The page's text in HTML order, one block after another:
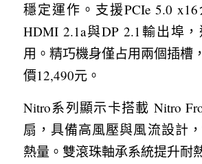
穩定運作。支援PCIe 5.0
HDMI 2.1a與DP 2.1輸出埠
用。精巧機身僅占用兩個插槽
價12,490元。
Nitro系列顯示卡搭載 Nitro
扇，具備高風壓與風流設計
熱量。雙滾珠軸承系統提升耐